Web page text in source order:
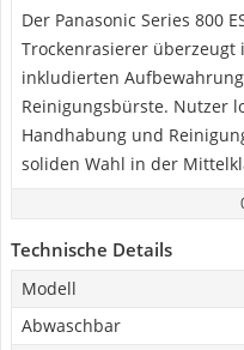
Der Panasonic Series 800
Trockenrasierer überzeugt
inkludierten
Reinigungsbürste. Nutzer
Handhabung und
soliden Wahl in der
Technische Details
Modell
Abwaschbar